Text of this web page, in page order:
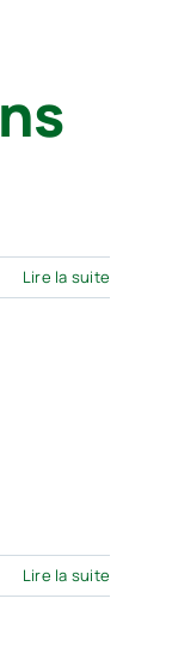
Lire la suite
Lire la suite